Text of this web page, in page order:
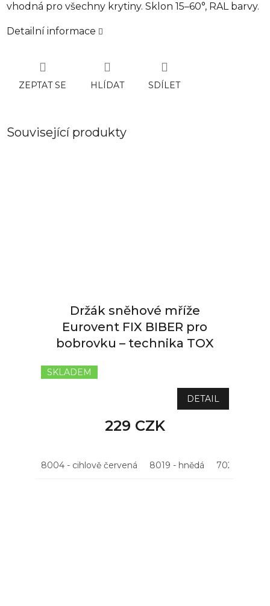
vhodná pro všechny krytiny. Sklon 15–60°, RAL barvy.
Detailní informace
ZEPTAT SE HLÍDAT SDÍLET
Související produkty
Držák sněhové mříže
Eurovent FIX BIBER pro
bobrovku – technika TOX
SKLADEM
229 CZK
DETAIL
8004 - cihlově červená 8019 - hnědá 7021 -